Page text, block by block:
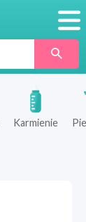
Karmienie